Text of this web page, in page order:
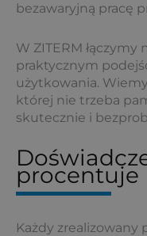
bezawaryjną pracę
W ZITERM
praktycznym
użytkowania.
której nie trzeba
skutecznie i
procentuje
Każdy zrealizowany